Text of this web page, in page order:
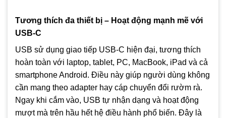
Tương thích đa thiết bị – Hoạt động mạnh mẽ với
USB-C
USB sử dụng giao tiếp USB-C hiện đại, tương thích
hoàn toàn với laptop, tablet, PC, MacBook, iPad và cả
smartphone Android. Điều này giúp người dùng không
cần mang theo adapter hay cáp chuyển đổi rườm rà.
Ngay khi cắm vào, USB tự nhận dạng và hoạt động
mượt mà trên hầu hết hệ điều hành phổ biến. Đây là